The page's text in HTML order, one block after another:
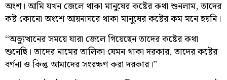
অংশ। আমি যখন জেলে থাকা মানুষের কষ্টের কথা শুনলাম, তাদের
কষ্ট কোনো অংশে আয়নাঘরে থাকা মানুষের কষ্টের কম মনে হয়নি।
“অভ্যুত্থানের সময়ে যারা জেলে গিয়েছেন তাদের কষ্টের কথা
শুনেছি। তাদের নামের তালিকা যেমন থাকা দরকার, তাদের কষ্টের
বর্ণনা ও কিন্তু আমাদের সংরক্ষণ করা দরকার।”